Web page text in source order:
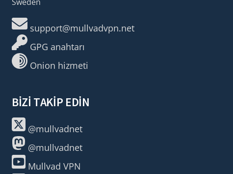
support@mullvadvpn.net
GPG anahtarı
Onion hizmeti
BIZI TAKIP EDIN
@mullvadnet
@mullvadnet
Mullvad VPN